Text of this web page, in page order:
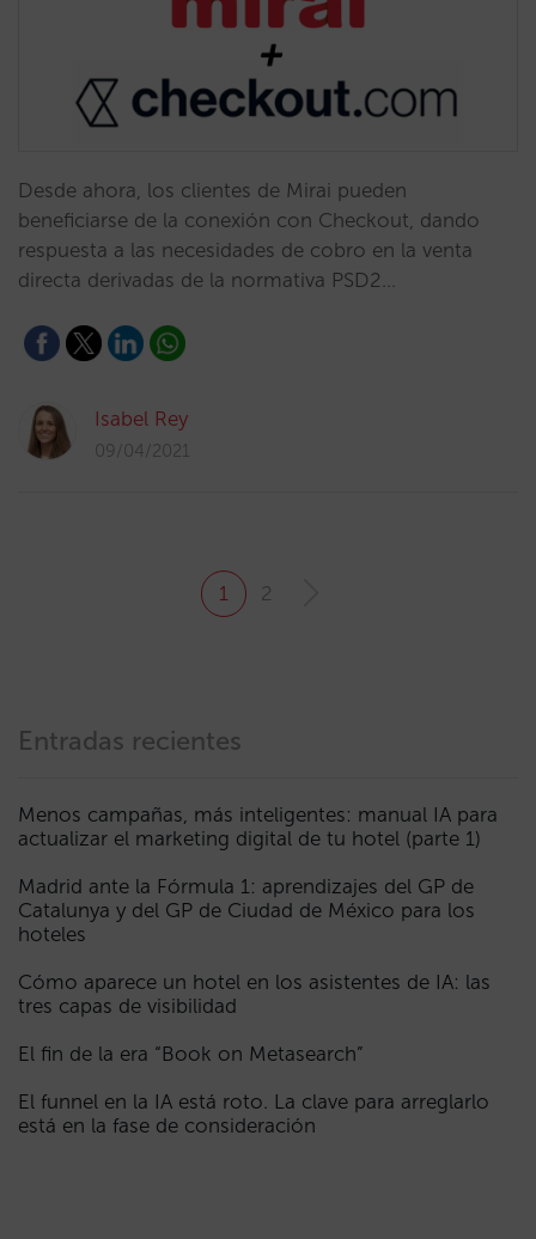
Desde ahora, los clientes de Mirai pueden
beneficiarse de la conexión con Checkout, dando
respuesta a las necesidades de cobro en la venta
directa derivadas de la normativa PSD2…
Isabel Rey
09/04/2021
1 2
Entradas recientes
Menos campañas, más inteligentes: manual IA para
actualizar el marketing digital de tu hotel (parte 1)
Madrid ante la Fórmula 1: aprendizajes del GP de
Catalunya y del GP de Ciudad de México para los
hoteles
Cómo aparece un hotel en los asistentes de IA: las
tres capas de visibilidad
El fin de la era “Book on Metasearch”
El funnel en la IA está roto. La clave para arreglarlo
está en la fase de consideración